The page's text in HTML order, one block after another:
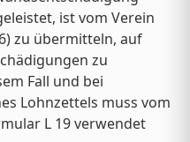
ist vom Verein
zu übermitteln, auf
zu
Fall und bei
Lohnzettels muss vom
L 19 verwendet